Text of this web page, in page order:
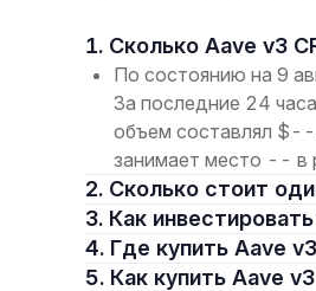
1. Сколько Aave v3
По состоянию на 9
За последние 24
объем составлял $--
занимает место -- в
2. Сколько стоит
3. Как
4. Где купить Aave
5. Как купить Aave